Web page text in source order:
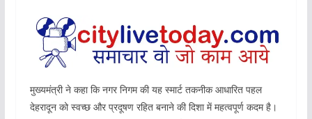
मुख्यमंत्री ने कहा कि नगर निगम की यह स्मार्ट तकनीक आधारित पहल
देहरादून को स्वच्छ और प्रदूषण रहित बनाने की दिशा में महत्वपूर्ण कदम है।